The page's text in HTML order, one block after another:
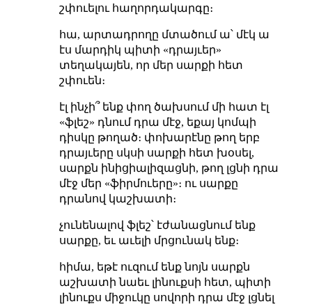
շփուելու հաղորդակարգը։
հա, արտադրողը մտածում ա՝ մէկ ա
էս մարդիկ պիտի «դրայւեր»
տեղակայեն, որ մեր սարքի հետ
շփուեն։
էլ ինչի՞ ենք փող ծախսում մի հատ էլ
«ֆլեշ» դնում դրա մէջ, եքայ կոմպի
դիսկը թողած։ փոխարէնը թող երբ
դրայւերը սկսի սարքի հետ խօսել,
սարքն ինիցիալիզացնի, թող լցնի դրա
մէջ մեր «ֆիրմուերը»։ ու սարքը
դրանով կաշխատի։
չունենալով ֆլեշ՝ էժանացնում ենք
սարքը, եւ աւելի մրցունակ ենք։
հիմա, եթէ ուզում ենք նոյն սարքն
աշխատի նաեւ լինուքսի հետ, պիտի
լինուքս միջուկը սովորի դրա մէջ լցնել